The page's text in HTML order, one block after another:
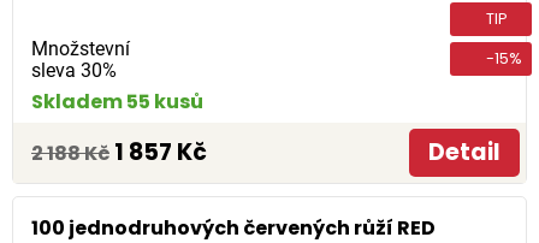
Množstevní
sleva 30%
TIP
-15%
Skladem 55 kusů
2 188 Kč 1 857 Kč Detail
100 jednodruhových červených růží RED